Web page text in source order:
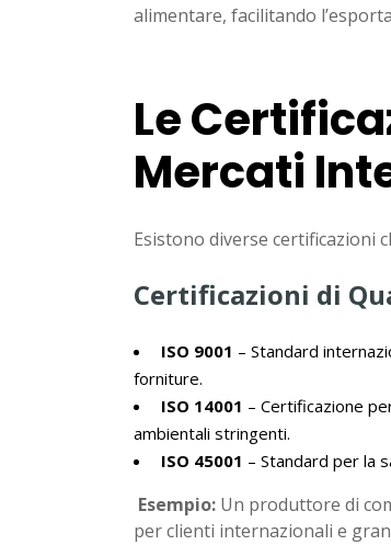
alimentare, facilitando
Le
Mercati
Esistono diverse certificazioni
Certificazioni di
ISO 9001 – Standard
forniture.
ISO 14001 – Certificazione
ambientali stringenti.
ISO 45001 – Standard per la
Esempio: Un produttore di
per clienti internazionali e